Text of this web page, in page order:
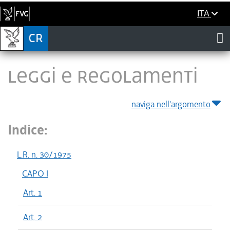
ITA
LEGGI E REGOLAMENTI
naviga nell'argomento
Indice:
L.R. n. 30/1975
CAPO I
Art. 1
Art. 2